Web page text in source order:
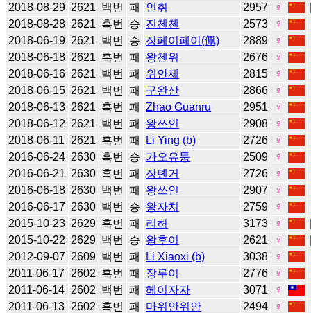
2018-08-29 2621 백번 패 인취 2957 ♀
2018-08-28 2621 흑번 승 진첸첸 2573
♀
2018-06-19 2621 백번 승 장페이페이(佩) 2889
♀
2018-06-18 2621 흑번 패 왕첸위 2676
♀
2018-06-16 2621 백번 패 위안제 2815
♀
2018-06-15 2621 백번 패 구완산 2866
♀
2018-06-13 2621 흑번 패 Zhao Guanru 2951
♀
2018-06-12 2621 백번 패 왕쓰인 2908
♀
2018-06-11
2621 흑번 패 Li Ying (b) 2726
♀
2016-06-24 2630 흑번 승 가오유퉁 2509
♀
2016-06-21 2630 흑번 패 장톈거 2726
♀
2016-06-18 2630 백번 패 왕쓰인 2907
♀
2016-06-17 2630 백번 승 왕자치 2759
♀
2015-10-23 2629 흑번 패 리허 3173 ♀
2015-10-22 2629 백번 승 왕후이 2621 ♀
2012-09-07 2609 백번 패 Li Xiaoxi (b) 3038
♀
2011-06-17
2602 흑번 패 장루이 2776
♀
2011-06-14 2602 백번 패 헤이자자 3071
♀
2011-06-13 2602 흑번 패 마위안위안 2494
♀